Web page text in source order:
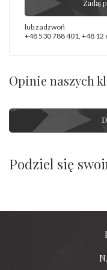
Zadaj
lub zadzwoń
+48 530 788 401 +48 12
Opinie naszych
Podziel się